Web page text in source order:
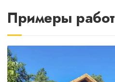
Примеры работ